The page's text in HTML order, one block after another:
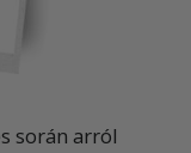
során arról